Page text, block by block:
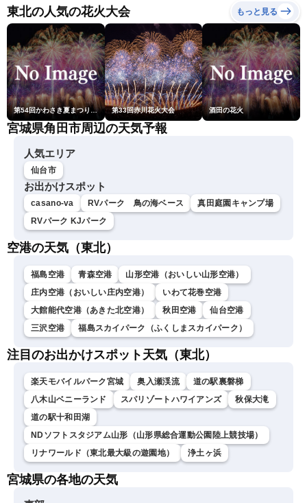
ュースLiVEコーヒータイ
ム・小林李衣奈／有賀哲
夫〉
東北の人気の花火大会 もっと見る
第54回かわさき夏まつり花火大会「おらが自慢のでっかい花火」 第33回赤川花火大会 酒田の花火
宮城県角田市周辺の天気予報
人気エリア
仙台市
お出かけスポット
casano-va RVパーク 鳥の海ベース
真田庭園キャンプ場
RVパーク KJパーク
空港の天気（東北）
福島空港 青森空港
山形空港（おいしい山形空港）
庄内空港（おいしい庄内空港）
いわて花巻空港
大館能代空港（あきた北空港）
秋田空港
仙台空港
三沢空港
福島スカイパーク（ふくしまスカイパーク）
注目のお出かけスポット天気（東北）
楽天モバイルパーク宮城 奥入瀬渓流
道の駅裏磐梯
八木山ベニーランド
スパリゾートハワイアンズ
秋保大滝
道の駅十和田湖
NDソフトスタジアム山形（山形県総合運動公園陸上競技場）
リナワールド（東北最大級の遊園地）
浄土ヶ浜
宮城県の各地の天気